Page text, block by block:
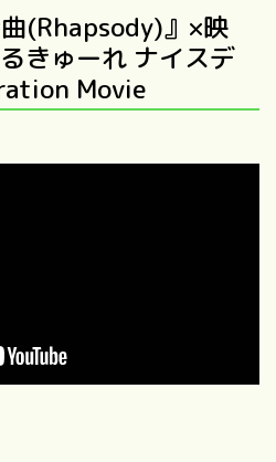
(Rhapsody)』×映
きゅーれ ナイスデ
Movie